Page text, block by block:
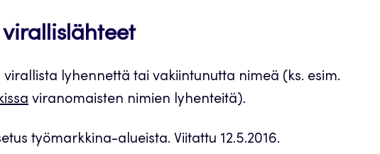
lyhennettä tai vakiintunutta nimeä (ks. esim.
viranomaisten nimien lyhenteitä).
työmarkkina-alueista. Viitattu 12.5.2016.